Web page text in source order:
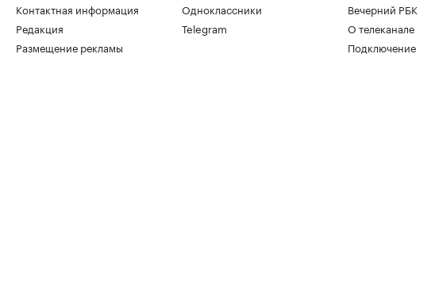
Контактная информация
Редакция
Размещение рекламы
Одноклассники
Telegram
Вечерний РБК
О телеканале
Подключение